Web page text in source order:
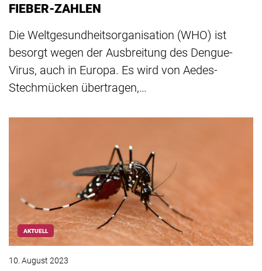
FIEBER-ZAHLEN
Die Weltgesundheitsorganisation (WHO) ist
besorgt wegen der Ausbreitung des Dengue-
Virus, auch in Europa. Es wird von Aedes-
Stechmücken übertragen,…
AKTUELL
10. August 2023